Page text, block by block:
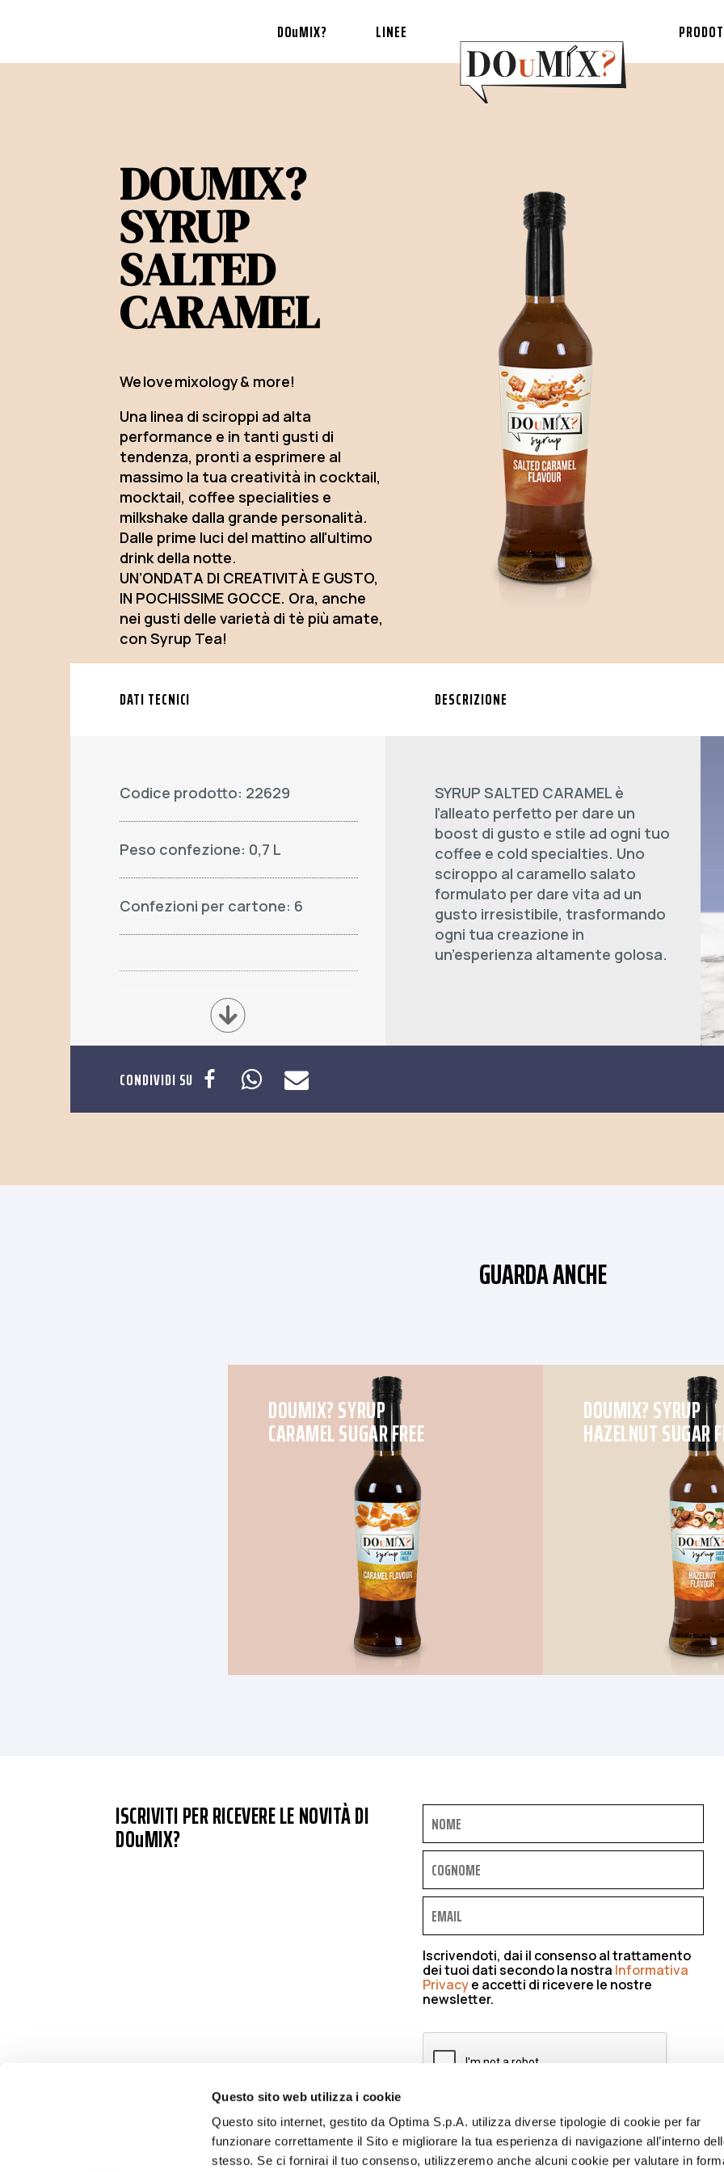
Questo sito web utilizza i cookie
Questo sito internet, gestito da Optima S.p.A. utilizza diverse tipologie di cookie per far
funzionare correttamente il Sito e migliorare la tua esperienza di navigazione all’interno
stesso. Se ci fornirai il tuo consenso, utilizzeremo anche alcuni cookie per valutare in
DOuMIX? LINEE
DOUMIX?
SYRUP
SALTED
CARAMEL
We love mixology & more!
Una linea di sciroppi ad alta
performance e in tanti gusti di
tendenza, pronti a esprimere al
massimo la tua creatività in cocktail,
mocktail, coffee specialities e
milkshake dalla grande personalità.
Dalle prime luci del mattino all'ultimo
drink della notte.
UN’ONDATA DI CREATIVITÀ E GUSTO,
IN POCHISSIME GOCCE. Ora, anche
nei gusti delle varietà di tè più amate,
con Syrup Tea!
DATI TECNICI
Codice prodotto: 22629
Peso confezione: 0,7 L
Confezioni per cartone: 6
DESCRIZIONE
SYRUP SALTED CARAMEL è
l’alleato perfetto per dare un
boost di gusto e stile ad ogni tuo
coffee e cold specialties. Uno
sciroppo al caramello salato
formulato per dare vita ad un
gusto irresistibile, trasformando
ogni tua creazione in
un’esperienza altamente golosa.
CONDIVIDI SU
GUARDA ANCHE
DOUMIX? SYRUP
CARAMEL SUGAR FREE
DOUMIX? SYRUP
HAZELNUT SUGAR
ISCRIVITI PER RICEVERE LE NOVITÀ DI
DOuMIX?
Iscrivendoti, dai il consenso al trattamento
dei tuoi dati secondo la nostra Informativa
Privacye accetti di ricevere le nostre
newsletter.
ISCRIVIMI